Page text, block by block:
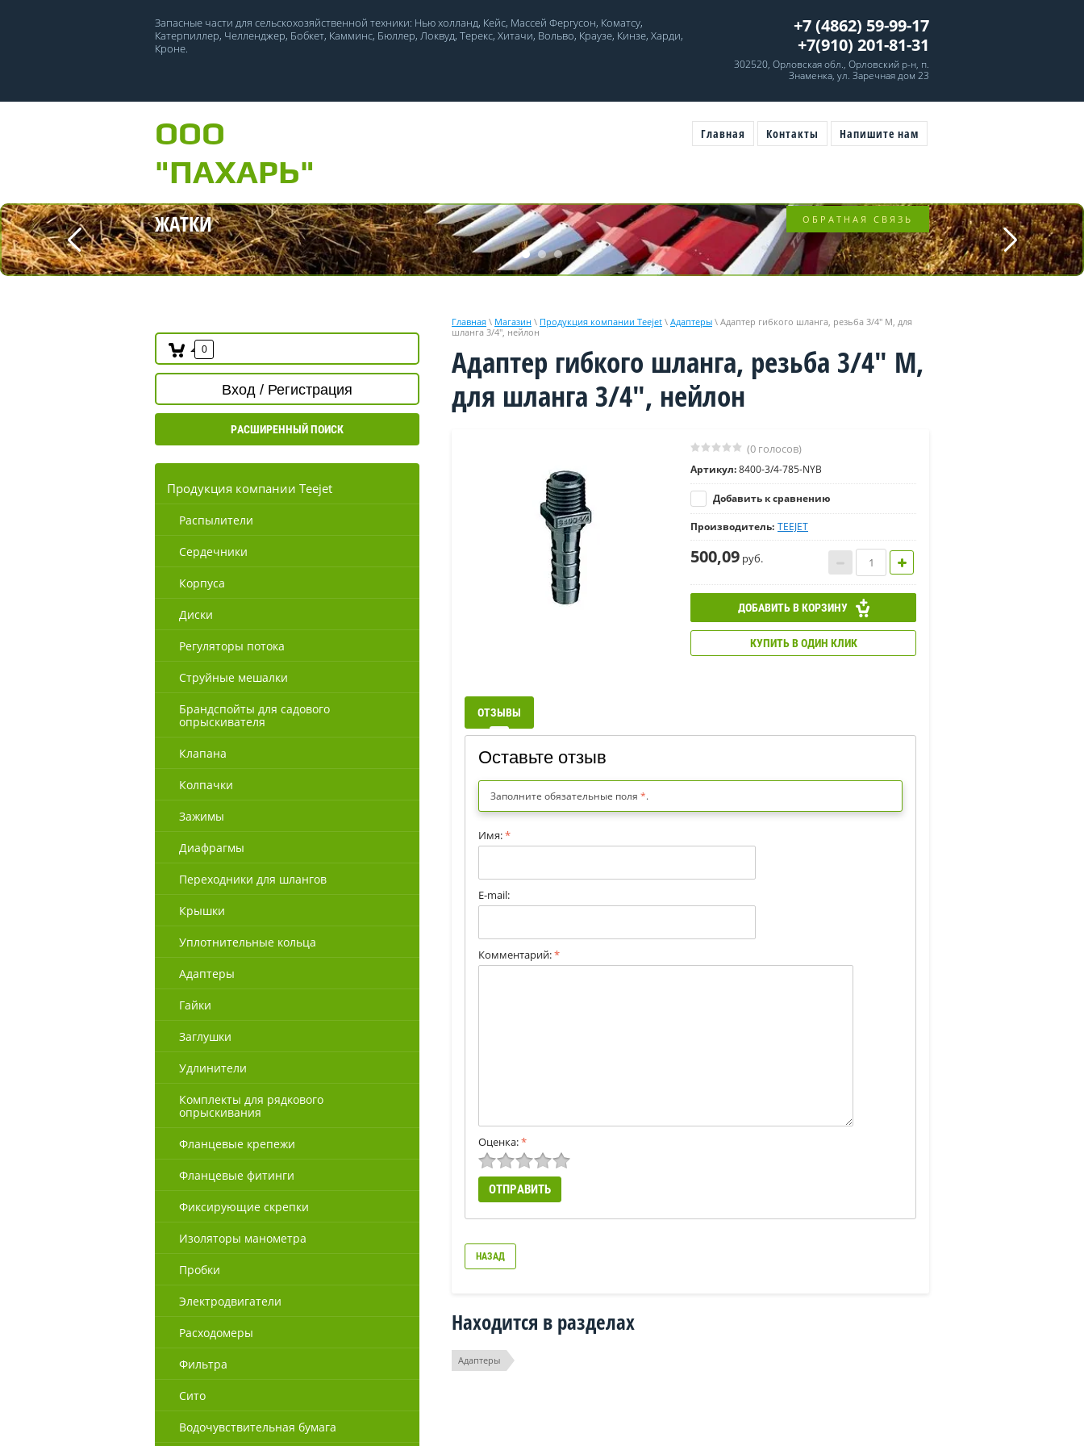
Запасные части для сельскохозяйственной техники: Нью холланд, Кейс, Массей Фергусон, Коматсу,
Катерпиллер, Челленджер, Бобкет, Камминс, Бюллер, Локвуд, Терекс, Хитачи, Вольво, Краузе, Кинзе, Харди,
Кроне.
+7 (4862) 59-99-17
+7(910) 201-81-31
302520, Орловская обл., Орловский р-н, п.
Знаменка, ул. Заречная дом 23
ООО
"ПАХАРЬ"
Главная Контакты Напишите нам
ЖАТКИ ОБРАТНАЯ СВЯЗЬ
0
Вход / Регистрация
РАСШИРЕННЫЙ ПОИСК
Продукция компании Teejet
Распылители
Сердечники
Корпуса
Диски
Регуляторы потока
Струйные мешалки
Брандспойты для садового
опрыскивателя
Клапана
Колпачки
Зажимы
Диафрагмы
Переходники для шлангов
Крышки
Уплотнительные кольца
Адаптеры
Гайки
Заглушки
Удлинители
Комплекты для рядкового
опрыскивания
Фланцевые крепежи
Фланцевые фитинги
Фиксирующие скрепки
Изоляторы манометра
Пробки
Электродвигатели
Расходомеры
Фильтра
Сито
Водочувствительная бумага
Главная \ Магазин \ Продукция компании Teejet \ Адаптеры \ Адаптер гибкого шланга, резьба 3/4" M, для
шланга 3/4", нейлон
Адаптер гибкого шланга, резьба 3/4" M,
для шланга 3/4", нейлон
(0 голосов)
Артикул:8400-3/4-785-NYB
Добавить к сравнению
Производитель: TEEJET
500,09 руб.
ДОБАВИТЬ В КОРЗИНУ
КУПИТЬ В ОДИН КЛИК
ОТЗЫВЫ
Оставьте отзыв
Заполните обязательные поля *.
Имя:*
E-mail:
Комментарий:*
Оценка:*
НАЗАД
Находится в разделах
Адаптеры